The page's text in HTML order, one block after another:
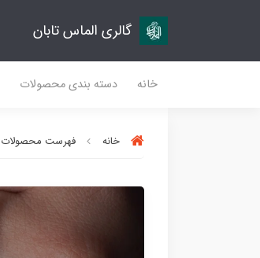
گالری الماس تابان
خانه دسته بندی محصولات
خانه فهرست محصولات